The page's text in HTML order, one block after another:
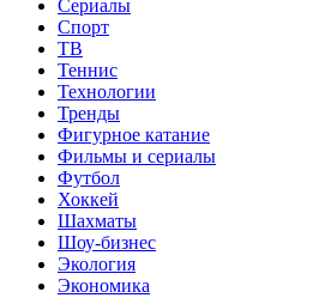
Сериалы
Спорт
ТВ
Теннис
Технологии
Тренды
Фигурное катание
Фильмы и сериалы
Футбол
Хоккей
Шахматы
Шоу-бизнес
Экология
Экономика